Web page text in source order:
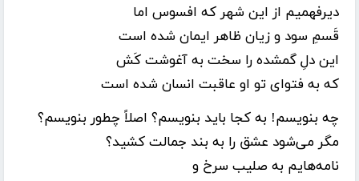
دیرفهمیم از این شهر که افسوس اما
قَسمِ سود و زیان ظاهر ایمان شده است
این دلِ گمشده را سخت به آغوشت کَش
که به فتوای تو او عاقبت انسان شده است
چه بنویسم! به کجا باید بنویسم؟ اصلاً چطور بنویسم؟
مگر می‌شود عشق را به بند جمالت کشید؟
نامه‌هایم به صلیب سرخ و